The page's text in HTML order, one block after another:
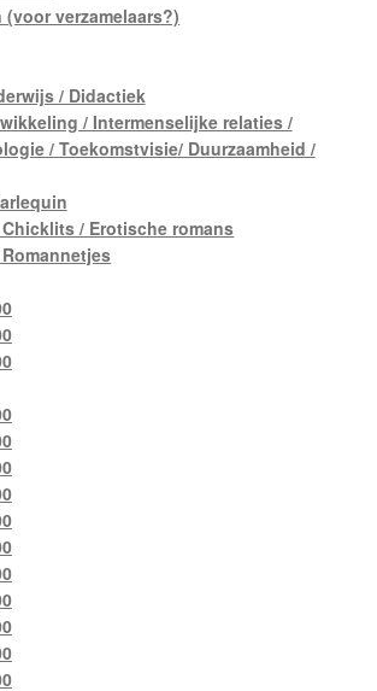
verzamelaars?)
/ Didactiek
/ Intermenselijke relaties /
/ Toekomstvisie/ Duurzaamheid /
/ Erotische romans